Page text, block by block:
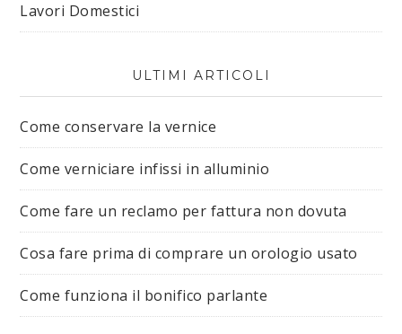
Lavori Domestici
ULTIMI ARTICOLI
Come conservare la vernice
Come verniciare infissi in alluminio
Come fare un reclamo per fattura non dovuta
Cosa fare prima di comprare un orologio usato
Come funziona il bonifico parlante